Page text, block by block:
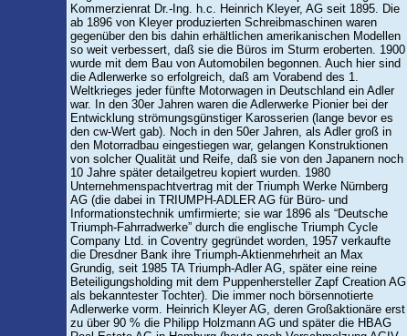
Kommerzienrat Dr.-Ing. h.c. Heinrich Kleyer, AG seit 1895. Die
ab 1896 von Kleyer produzierten Schreibmaschinen waren
gegenüber den bis dahin erhältlichen amerikanischen Modellen
so weit verbessert, daß sie die Büros im Sturm eroberten. 1900
wurde mit dem Bau von Automobilen begonnen. Auch hier sind
die Adlerwerke so erfolgreich, daß am Vorabend des 1.
Weltkrieges jeder fünfte Motorwagen in Deutschland ein Adler
war. In den 30er Jahren waren die Adlerwerke Pionier bei der
Entwicklung strömungsgünstiger Karosserien (lange bevor es
den cw-Wert gab). Noch in den 50er Jahren, als Adler groß in
den Motorradbau eingestiegen war, gelangen Konstruktionen
von solcher Qualität und Reife, daß sie von den Japanern noch
10 Jahre später detailgetreu kopiert wurden. 1980
Unternehmenspachtvertrag mit der Triumph Werke Nürnberg
AG (die dabei in TRIUMPH-ADLER AG für Büro- und
Informationstechnik umfirmierte; sie war 1896 als “Deutsche
Triumph-Fahrradwerke” durch die englische Triumph Cycle
Company Ltd. in Coventry gegründet worden, 1957 verkaufte
die Dresdner Bank ihre Triumph-Aktienmehrheit an Max
Grundig, seit 1985 TA Triumph-Adler AG, später eine reine
Beteiligungsholding mit dem Puppenhersteller Zapf Creation AG
als bekanntester Tochter). Die immer noch börsennotierte
Adlerwerke vorm. Heinrich Kleyer AG, deren Großaktionäre erst
zu über 90 % die Philipp Holzmann AG und später die HBAG